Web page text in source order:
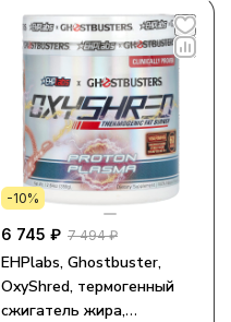
-10%
6 745 ₽ 7 494 ₽
EHPlabs, Ghostbuster,
OxyShred, термогенный
сжигатель жира,